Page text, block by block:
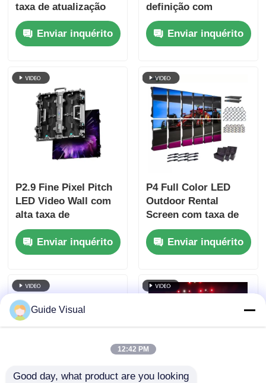
taxa de atualização
de 7680Hz, exibição
em cores completas e
proteção IP65 para
de palco
Enviar inquérito
definição com
densidade de pixel de
2,9 mm, taxa de
atualização de 3840
4500cd/m²
Enviar inquérito
P2.9 Fine Pixel Pitch
LED Video Wall com
alta taxa de
atualização de
7680Hz e backup de
energia e sinal duplo
Enviar inquérito
P4 Full Color LED
Outdoor Rental
Screen com taxa de
atualização de
7680Hz e IP65
impermeável para HD
Enviar inquérito
Guide Visual
12:42 PM
Good day, what product are you looking